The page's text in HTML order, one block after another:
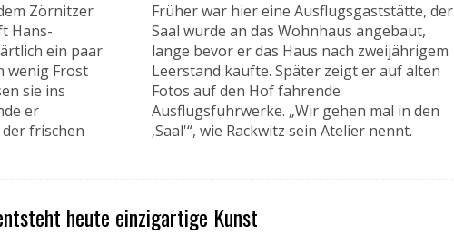
Zörnitzer
Hans-
ein paar
wenig Frost
sie ins
er
frischen
Früher war hier eine Ausflugsgaststätte, der
Saal wurde an das Wohnhaus angebaut,
lange bevor er das Haus nach zweijährigem
Leerstand kaufte. Später zeigt er auf alten
Fotos auf den Hof fahrende
Ausflugsfuhrwerke. „Wir gehen mal in den
‚Saal'“, wie Rackwitz sein Atelier nennt.
heute einzigartige Kunst